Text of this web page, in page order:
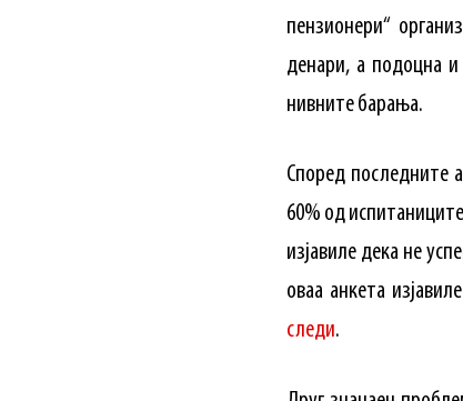
пензионери“
денари, а подоцна
нивните барања.
Според последните
60% од
изјавиле дека не
оваа анкета
следи.